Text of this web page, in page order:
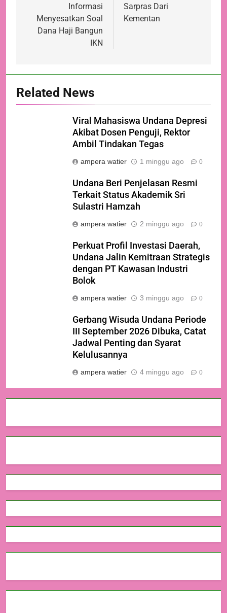
Informasi
Menyesatkan Soal
Dana Haji Bangun
IKN
Sarpras Dari
Kementan
Related News
Viral Mahasiswa Undana Depresi
Akibat Dosen Penguji, Rektor
Ambil Tindakan Tegas
ampera watier 1 minggu ago 0
Undana Beri Penjelasan Resmi
Terkait Status Akademik Sri
Sulastri Hamzah
ampera watier 2 minggu ago 0
Perkuat Profil Investasi Daerah,
Undana Jalin Kemitraan Strategis
dengan PT Kawasan Industri
Bolok
ampera watier 3 minggu ago 0
Gerbang Wisuda Undana Periode
III September 2026 Dibuka, Catat
Jadwal Penting dan Syarat
Kelulusannya
ampera watier 4 minggu ago 0